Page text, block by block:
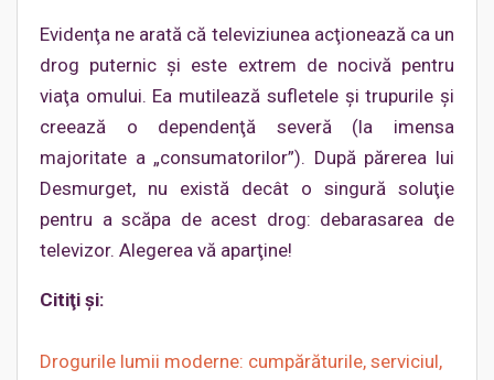
Evidenţa ne arată că televiziunea acţionează ca un
drog puternic şi este extrem de nocivă pentru
viaţa omului. Ea mutilează sufletele şi trupurile şi
creează o dependenţă severă (la imensa
majoritate a „consumatorilor”). După părerea lui
Desmurget, nu există decât o singură soluţie
pentru a scăpa de acest drog: debarasarea de
televizor. Alegerea vă aparţine!
Citiţi şi:
Drogurile lumii moderne: cumpărăturile, serviciul,